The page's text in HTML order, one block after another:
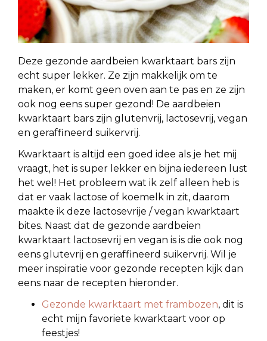
Deze gezonde aardbeien kwarktaart bars zijn
echt super lekker. Ze zijn makkelijk om te
maken, er komt geen oven aan te pas en ze zijn
ook nog eens super gezond! De aardbeien
kwarktaart bars zijn glutenvrij, lactosevrij, vegan
en geraffineerd suikervrij.
Kwarktaart is altijd een goed idee als je het mij
vraagt, het is super lekker en bijna iedereen lust
het wel! Het probleem wat ik zelf alleen heb is
dat er vaak lactose of koemelk in zit, daarom
maakte ik deze lactosevrije / vegan kwarktaart
bites. Naast dat de gezonde aardbeien
kwarktaart lactosevrij en vegan is is die ook nog
eens glutevrij en geraffineerd suikervrij. Wil je
meer inspiratie voor gezonde recepten kijk dan
eens naar de recepten hieronder.
Gezonde kwarktaart met frambozen, dit is
echt mijn favoriete kwarktaart voor op
feestjes!